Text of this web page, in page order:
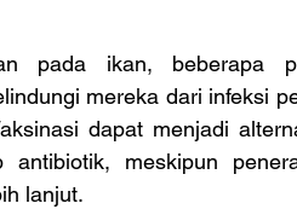
pada ikan, beberapa
mereka dari infeksi
dapat menjadi
meskipun
lanjut.